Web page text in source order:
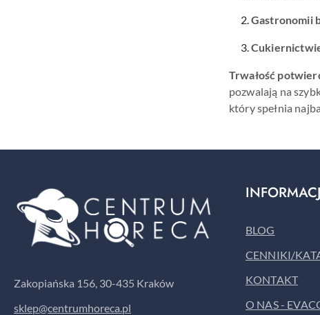
Gastronomii
Trwałość
pozwalają na
który spełnia
Zakopiańska 156, 30-435 Kraków
sklep@centrumhoreca.pl
BLOG
CENNIKI/
KONTAKT
O NAS -